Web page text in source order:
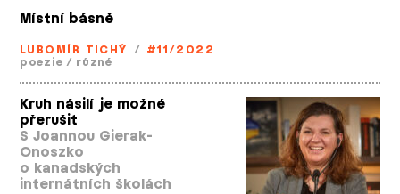
Místní básně
LUBOMÍR TICHÝ / #11/2022
poezie / různé
Kruh násilí je možné
přerušit
S Joannou Gierak­-
Onoszko
o kanadských
internátních školách